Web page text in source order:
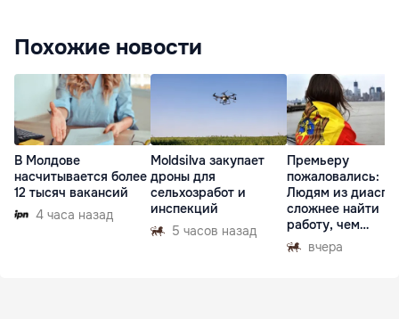
Похожие новости
В Молдове
насчитывается более
12 тысяч вакансий
4 часа назад
Moldsilva закупает
дроны для
сельхозработ и
инспекций
5 часов назад
Премьеру
пожаловались:
Людям из
сложнее найти
работу, чем
гастарбайтерам
вчера